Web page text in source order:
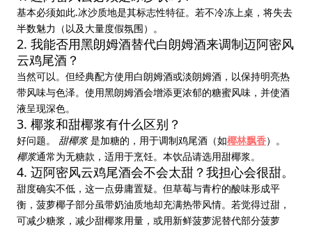
基本必须如此.冰沙质地是其标志性特征。若不冷冻上桌，将失去
半数魅力（以及大量度假氛围）。
2. 我能否用黑朗姆酒替代白朗姆酒来调制迈阿密风
云鸡尾酒？
当然可以。但经典配方使用白朗姆酒或淡朗姆酒，以保持明亮热
带风味与色泽。使用黑朗姆酒会增添更浓郁的糖蜜风味，并使酒
液呈现深色。
3. 椰浆和甜椰浆有什么区别？
好问题。 甜椰浆是加糖的，用于调制鸡尾酒（如椰林飘香）。
椰浆通常为无糖款，适用于烹饪。本饮品请选用甜椰浆。
4. 迈阿密风云鸡尾酒会不会太甜？我担心会很甜。
甜度确实不低，这一点毋庸置疑。但草莓与青柠的酸味形成平
衡，菠萝椰子部分虽带奶油质地却充满热带风情。若觉得过甜，
可减少糖浆，减少甜椰浆用量，或用新鲜菠萝泥替代部分菠萝